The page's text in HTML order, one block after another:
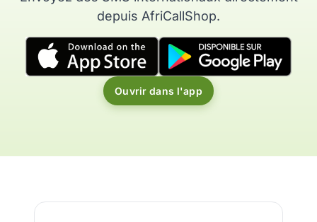
depuis AfriCallShop.
Ouvrir dans l'app